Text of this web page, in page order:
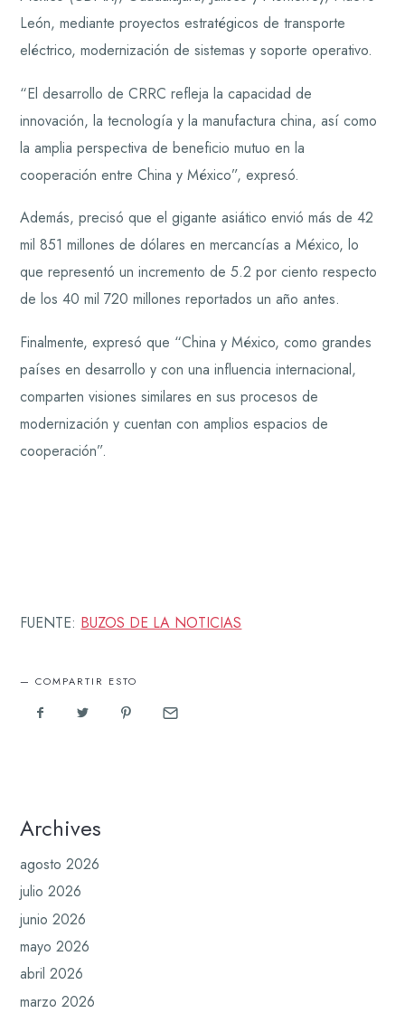
León, mediante proyectos estratégicos de transporte
eléctrico, modernización de sistemas y soporte operativo.
“El desarrollo de CRRC refleja la capacidad de
innovación, la tecnología y la manufactura china, así como
la amplia perspectiva de beneficio mutuo en la
cooperación entre China y México”, expresó.
Además, precisó que el gigante asiático envió más de 42
mil 851 millones de dólares en mercancías a México, lo
que representó un incremento de 5.2 por ciento respecto
de los 40 mil 720 millones reportados un año antes.
Finalmente, expresó que “China y México, como grandes
países en desarrollo y con una influencia internacional,
comparten visiones similares en sus procesos de
modernización y cuentan con amplios espacios de
cooperación”.
FUENTE: BUZOS DE LA NOTICIAS
COMPARTIR ESTO
Archives
agosto 2026
julio 2026
junio 2026
mayo 2026
abril 2026
marzo 2026